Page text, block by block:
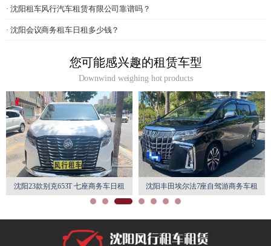
· 沈阳租车风行汽车租赁有限公司靠谱吗？
· 沈阳会议商务租车日租多少钱？
您可能感兴趣的租赁车型
Downwind weighing hot products
沈阳23款别克653T 七座商务车日租 沈阳丰田埃尔法7座自驾游商务车租